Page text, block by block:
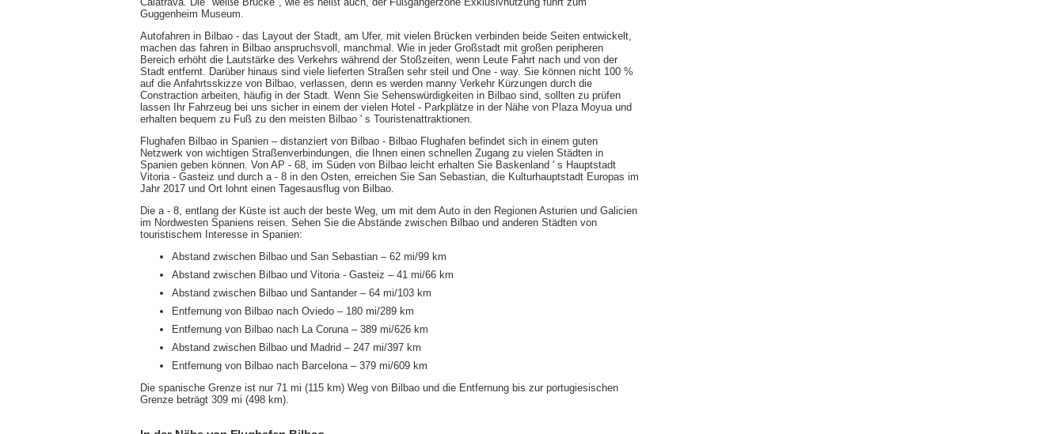
Guggenheim Museum.
Autofahren in Bilbao - das Layout der Stadt, am Ufer, mit vielen Brücken verbinden beide Seiten entwickelt,
machen das fahren in Bilbao anspruchsvoll, manchmal. Wie in jeder Großstadt mit großen peripheren
Bereich erhöht die Lautstärke des Verkehrs während der Stoßzeiten, wenn Leute Fahrt nach und von der
Stadt entfernt. Darüber hinaus sind viele lieferten Straßen sehr steil und One - way. Sie können nicht 100 %
auf die Anfahrtsskizze von Bilbao, verlassen, denn es werden manny Verkehr Kürzungen durch die
Constraction arbeiten, häufig in der Stadt. Wenn Sie Sehenswürdigkeiten in Bilbao sind, sollten zu prüfen
lassen Ihr Fahrzeug bei uns sicher in einem der vielen Hotel - Parkplätze in der Nähe von Plaza Moyua und
erhalten bequem zu Fuß zu den meisten Bilbao ' s Touristenattraktionen.
Flughafen Bilbao in Spanien – distanziert von Bilbao - Bilbao Flughafen befindet sich in einem guten
Netzwerk von wichtigen Straßenverbindungen, die Ihnen einen schnellen Zugang zu vielen Städten in
Spanien geben können. Von AP - 68, im Süden von Bilbao leicht erhalten Sie Baskenland ' s Hauptstadt
Vitoria - Gasteiz und durch a - 8 in den Osten, erreichen Sie San Sebastian, die Kulturhauptstadt Europas im
Jahr 2017 und Ort lohnt einen Tagesausflug von Bilbao.
Die a - 8, entlang der Küste ist auch der beste Weg, um mit dem Auto in den Regionen Asturien und Galicien
im Nordwesten Spaniens reisen. Sehen Sie die Abstände zwischen Bilbao und anderen Städten von
touristischem Interesse in Spanien:
Abstand zwischen Bilbao und San Sebastian – 62 mi/99 km
Abstand zwischen Bilbao und Vitoria - Gasteiz – 41 mi/66 km
Abstand zwischen Bilbao und Santander – 64 mi/103 km
Entfernung von Bilbao nach Oviedo – 180 mi/289 km
Entfernung von Bilbao nach La Coruna – 389 mi/626 km
Abstand zwischen Bilbao und Madrid – 247 mi/397 km
Entfernung von Bilbao nach Barcelona – 379 mi/609 km
Die spanische Grenze ist nur 71 mi (115 km) Weg von Bilbao und die Entfernung bis zur portugiesischen
Grenze beträgt 309 mi (498 km).